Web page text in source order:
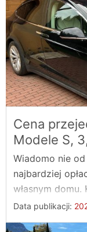
Cena
Modele S,
Wiadomo nie
najbardziej
własnym domu.
Data publikacji: